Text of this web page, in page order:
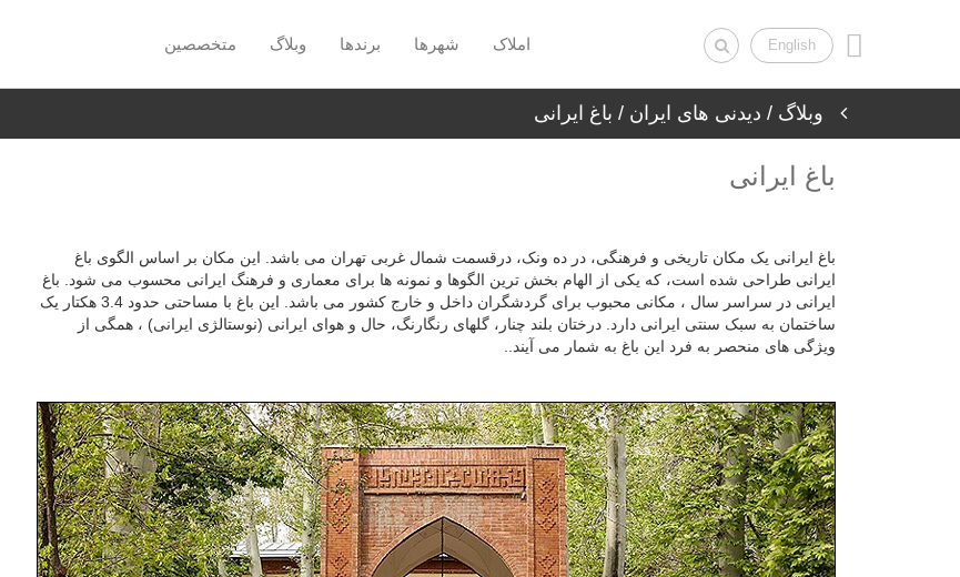
English متخصصین وبلاگ برندها شهرها املاک
وبلاگ / دیدنی های ایران / باغ ایرانی
باغ ایرانی
باغ ایرانی یک مکان تاریخی و فرهنگی، در ده ونک، درقسمت شمال غربی تهران می باشد. این مکان بر اساس الگوی باغ
ایرانی طراحی شده است، که یکی از الهام بخش ترین الگوها و نمونه ها برای معماری و فرهنگ ایرانی محسوب می شود. باغ
ایرانی در سراسر سال ، مکانی محبوب برای گردشگران داخل و خارج کشور می باشد. این باغ با مساحتی حدود 3.4 هکتار یک
ساختمان به سبک سنتی ایرانی دارد. درختان بلند چنار، گلهای رنگارنگ، حال و هوای ایرانی (نوستالژی ایرانی) ، همگی از
ویژگی های منحصر به فرد این باغ به شمار می آیند..